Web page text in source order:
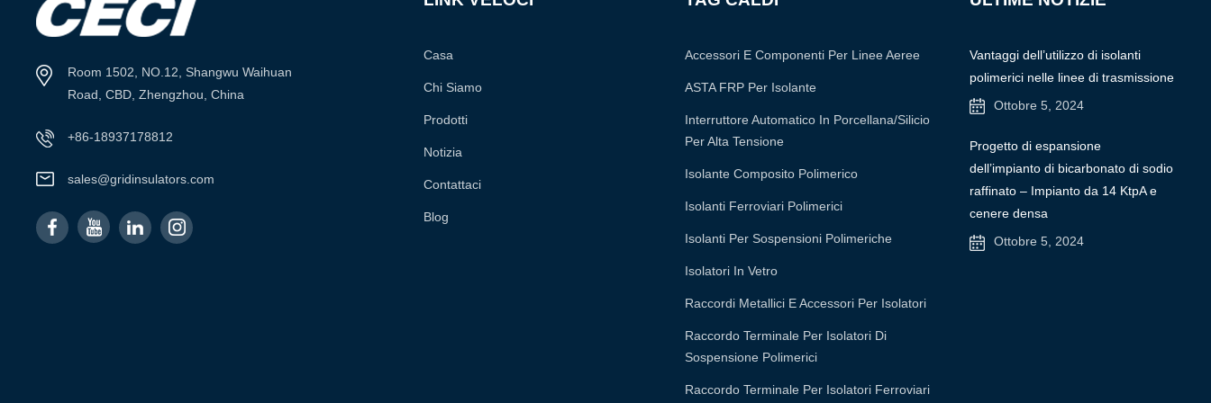
Room 1502, NO.12, Shangwu Waihuan
Road, CBD, Zhengzhou, China
+86-18937178812
sales@gridinsulators.com
Casa
Chi Siamo
Prodotti
Notizia
Contattaci
Blog
Accessori E Componenti Per Linee Aeree
ASTA FRP Per Isolante
Interruttore Automatico In Porcellana/silicio
Per Alta Tensione
Isolante Composito Polimerico
Isolanti Ferroviari Polimerici
Isolanti Per Sospensioni Polimeriche
Isolatori In Vetro
Raccordi Metallici E Accessori Per Isolatori
Raccordo Terminale Per Isolatori Di
Sospensione Polimerici
Raccordo Terminale Per Isolatori Ferroviari
Vantaggi dell’utilizzo di isolanti
polimerici nelle linee di trasmissione
Ottobre 5, 2024
Progetto di espansione
dell’impianto di bicarbonato di sodio
raffinato – Impianto da 14 KtpA e
cenere densa
Ottobre 5, 2024